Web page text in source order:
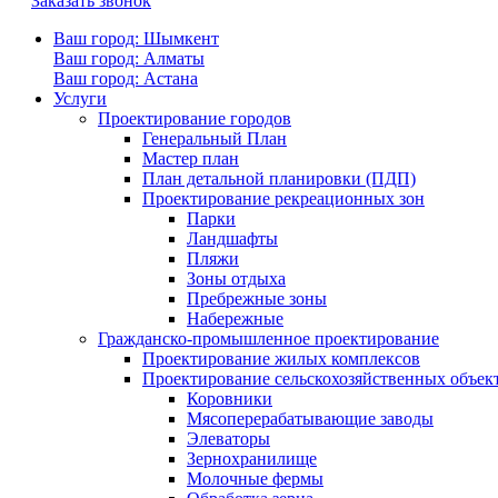
Ваш город: Шымкент
Ваш город: Алматы
Ваш город: Астана
Услуги
Проектирование городов
Генеральный План
Мастер план
План детальной планировки (ПДП)
Проектирование рекреационных зон
Парки
Ландшафты
Пляжи
Зоны отдыха
Пребрежные зоны
Набережные
Гражданско-промышленное проектирование
Проектирование жилых комплексов
Проектирование сельскохозяйственных
Коровники
Мясоперерабатывающие заводы
Элеваторы
Зернохранилище
Молочные фермы